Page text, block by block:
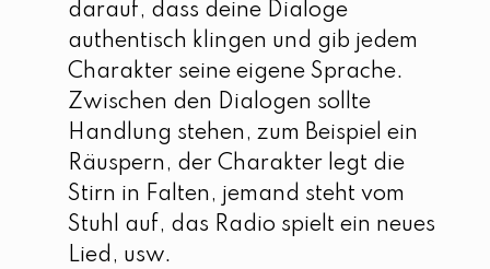
darauf, dass deine Dialoge
authentisch klingen und gib jedem
Charakter seine eigene Sprache.
Zwischen den Dialogen sollte
Handlung stehen, zum Beispiel ein
Räuspern, der Charakter legt die
Stirn in Falten, jemand steht vom
Stuhl auf, das Radio spielt ein neues
Lied, usw.